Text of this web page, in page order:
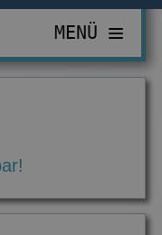
ÜBERSICHT
MENÜ